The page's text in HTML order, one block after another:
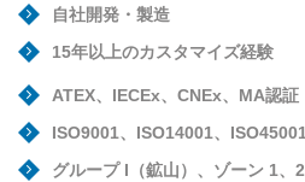
自社開発・製造
15年以上のカスタマイズ経験
ATEX、IECEx、CNEx、MA認証
ISO9001、ISO14001、ISO45001
グループ I（鉱山）、ゾーン 1、